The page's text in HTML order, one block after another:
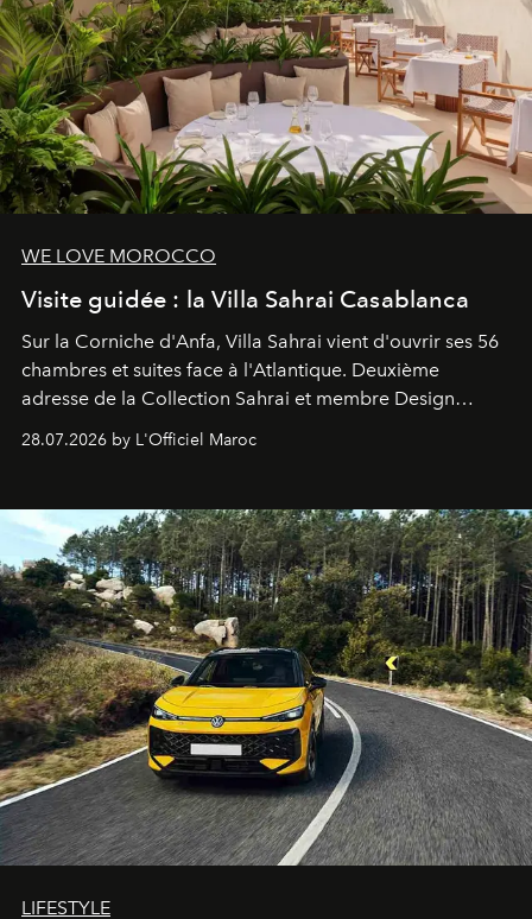
WE LOVE MOROCCO
Visite guidée : la Villa Sahrai Casablanca
Sur la Corniche d'Anfa, Villa Sahrai vient d'ouvrir ses 56
chambres et suites face à l'Atlantique. Deuxième
adresse de la Collection Sahrai et membre Design
Pillet promet un lieu de vie complet. On y a déjeuné…
28.07.2026 by L'Officiel Maroc
LIFESTYLE